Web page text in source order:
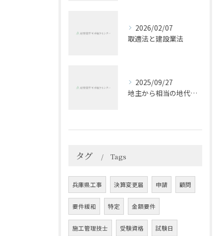
2026/02/07
取適法と建設業法
2025/09/27
地主から相当の地代に基づき地代の値上げを求められた件（私見）
タグ Tags
兵庫県工事 決算変更届 申請 顧問
要件緩和 特定 金額要件
施工管理技士 受験資格 試験日